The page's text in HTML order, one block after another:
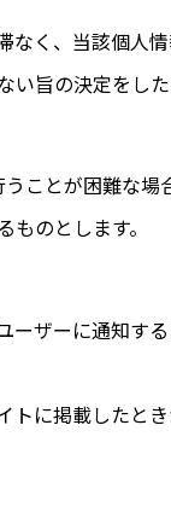
く、当該個人情
旨の決定をし
ことが困難な場
のとします。
ザーに通知す
に掲載したとき